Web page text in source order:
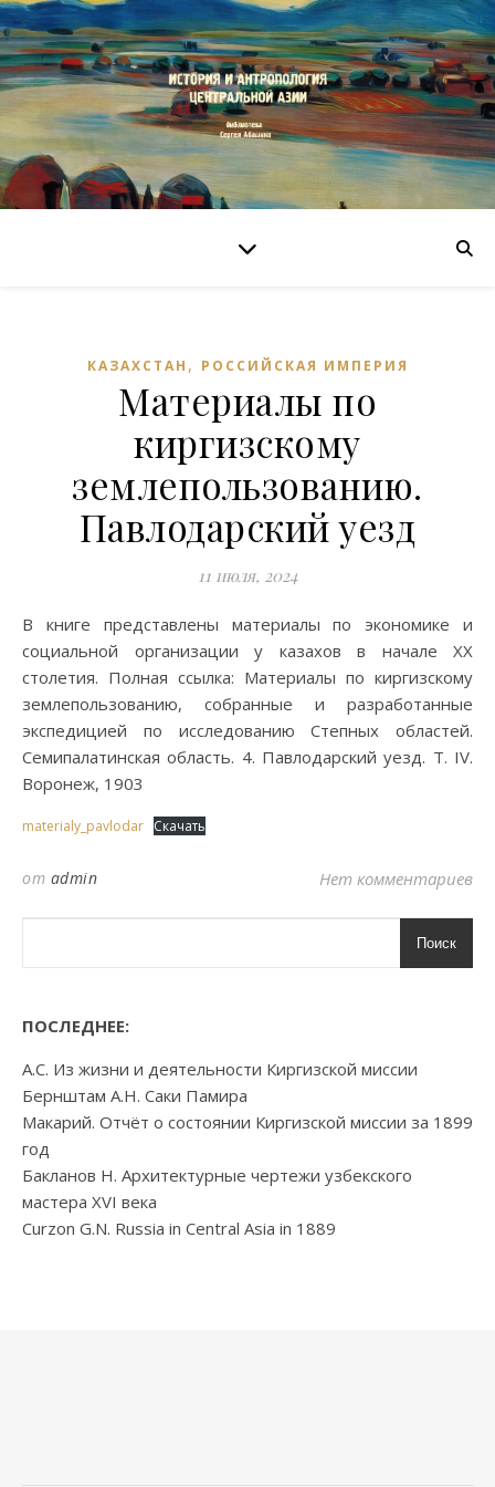
КАЗАХСТАН , РОССИЙСКАЯ ИМПЕРИЯ
Материалы по
киргизскому
землепользованию.
Павлодарский уезд
11 июля, 2024
В книге представлены материалы по экономике и
социальной организации у казахов в начале XX
столетия. Полная ссылка: Материалы по киргизскому
землепользованию, собранные и разработанные
экспедицией по исследованию Степных областей.
Семипалатинская область. 4. Павлодарский уезд. Т. IV.
Воронеж, 1903
materialy_pavlodar Скачать
от admin Нет комментариев
Поиск
ПОСЛЕДНЕЕ:
А.С. Из жизни и деятельности Киргизской миссии
Бернштам А.Н. Саки Памира
Макарий. Отчёт о состоянии Киргизской миссии за 1899
год
Бакланов Н. Архитектурные чертежи узбекского
мастера XVI века
Curzon G.N. Russia in Central Asia in 1889